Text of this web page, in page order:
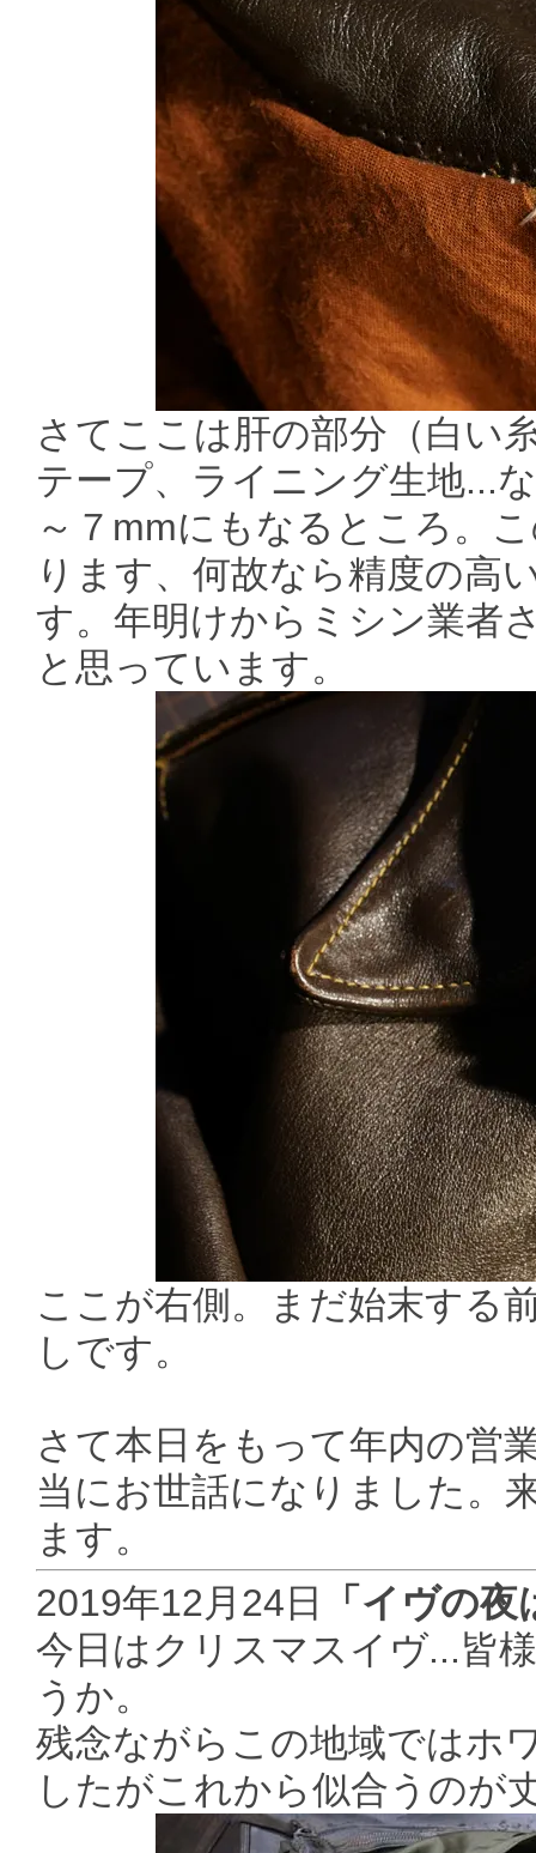
さてここは肝の部分（白い
テープ、ライニング生地...
～７mmにもなるところ。
ります、何故なら精度の高
す。年明けからミシン業者
と思っています。
ここが右側。まだ始末する
しです。
さて本日をもって年内の営
当にお世話になりました。
ます。
2019年12月24日
「イヴの
今日はクリスマスイヴ...皆
うか。
残念ながらこの地域ではホ
したがこれから似合うのが